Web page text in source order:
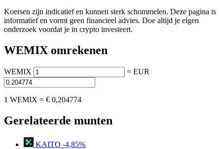
Koersen zijn indicatief en kunnen sterk schommelen. Deze pagina is
informatief en vormt geen financieel advies. Doe altijd je eigen
onderzoek voordat je in crypto investeert.
WEMIX omrekenen
WEMIX = EUR
1 WEMIX = € 0,204774
Gerelateerde munten
KAITO -4,85%